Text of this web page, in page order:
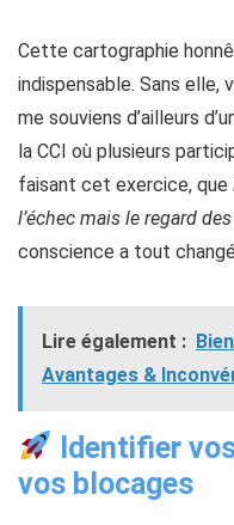
Cette cartographie
indispensable. Sans elle,
me souviens d’ailleurs
la CCI où plusieurs
faisant cet exercice, que
l’échec mais le regard
conscience a tout
Lire également :
Avantages &
Identifier
vos blocages